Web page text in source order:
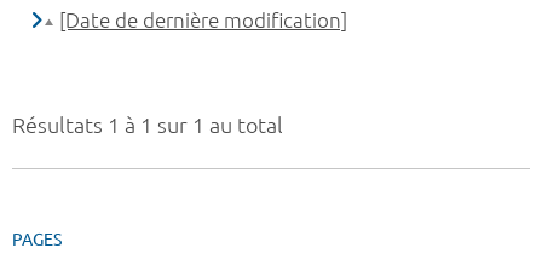
Résultats 1 à 1 sur 1 au total
PAGES
[Date de dernière modification]